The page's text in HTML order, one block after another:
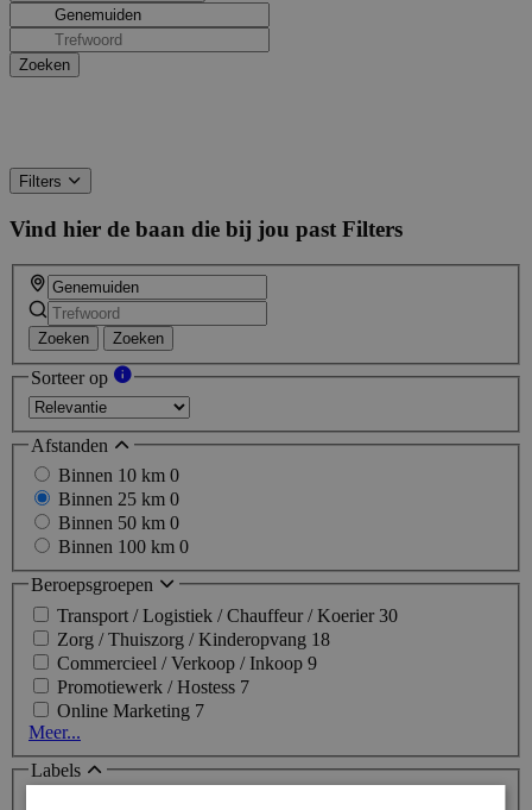
Filters
Vind hier de baan die bij jou past Filters
Zoeken Zoeken
Sorteer op
Afstanden
Binnen 10 km 0
Binnen 25 km 0
Binnen 50 km 0
Binnen 100 km 0
Beroepsgroepen
Transport / Logistiek / Chauffeur / Koerier30
Zorg / Thuiszorg / Kinderopvang 18
Commercieel / Verkoop / Inkoop 9
Promotiewerk / Hostess 7
Online Marketing 7
Meer...
Labels